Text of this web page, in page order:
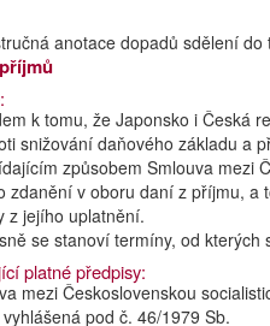
anotace dopadů sdělení do
k tomu, že Japonsko i Česká
snižování daňového základu a
způsobem Smlouva mezi
zdanění v oboru daní z příjmu, a
z jejího uplatnění.
se stanoví termíny, od
platné předpisy:
mezi Československou
pod č. 46/1979 Sb.